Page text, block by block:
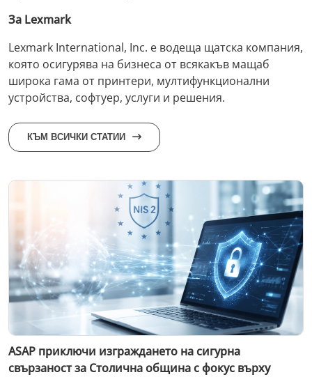
За Lexmark
Lexmark International, Inc. е водеща щатска компания,
която осигурява на бизнеса от всякакъв мащаб
широка гама от принтери, мултифункционални
устройства, софтуер, услуги и решения.
КЪМ ВСИЧКИ СТАТИИ
ASAP приключи изграждането на сигурна
свързаност за Столична община с фокус върху